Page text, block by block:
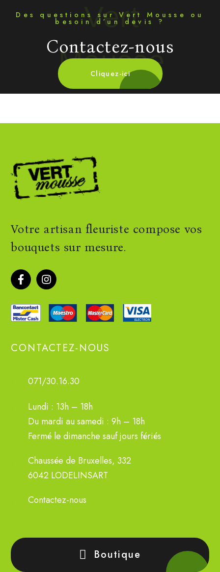
Vert
Mousse
Des questions sur Vert Mousse ou
besoin d’un devis ?
Contactez-nous
Cliquez-ici
Votre artisan fleuriste compose vos
bouquets sur mesure.
CONTACTEZ-NOUS
071/30.16.30
Lundi : 13h – 18h
Du mardi au samedi : 9h – 18h
Fermé le dimanche sauf jours fériés
Chaussée de Bruxelles, 332
6042 LODELINSART
Contactez-nous
Boutique